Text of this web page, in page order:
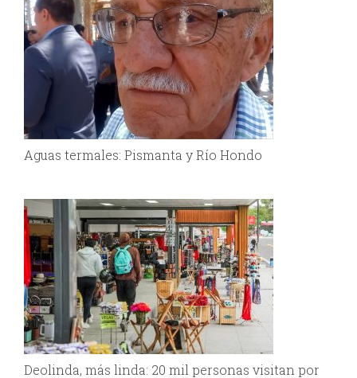
Aguas termales: Pismanta y Río Hondo
Deolinda, más linda: 20 mil personas visitan por